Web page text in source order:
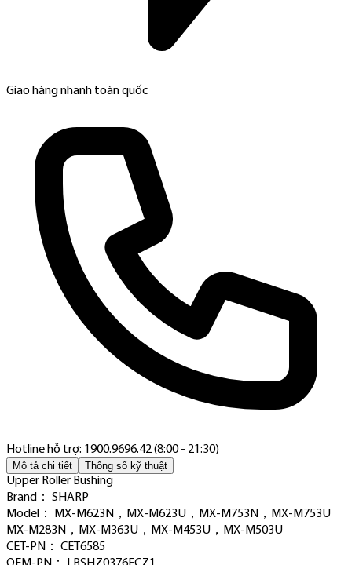
Giao hàng nhanh toàn quốc
Hotline hỗ trợ: 1900.9696.42 (8:00 - 21:30)
Mô tả chi tiết Thông số kỹ thuật
Upper Roller Bushing
Brand： SHARP
Model： MX-M623N，MX-M623U，MX-M753N，MX-M753U
MX-M283N，MX-M363U，MX-M453U，MX-M503U
CET-PN： CET6585